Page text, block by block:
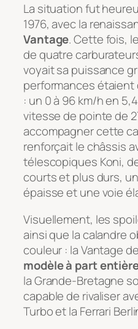
La situation fut
1976, avec la
Vantage. Cette fois,
de quatre
voyait sa puissance
performances étaient
: un 0 à 96 km/h en
vitesse de pointe de
accompagner cette
renforçait le châssis
télescopiques Koni,
courts et plus durs,
épaisse et une voie
Visuellement, les
ainsi que la calandre
couleur : la Vantage
modèle à part
la Grande-Bretagne
capable de rivaliser
Turbo et la Ferrari